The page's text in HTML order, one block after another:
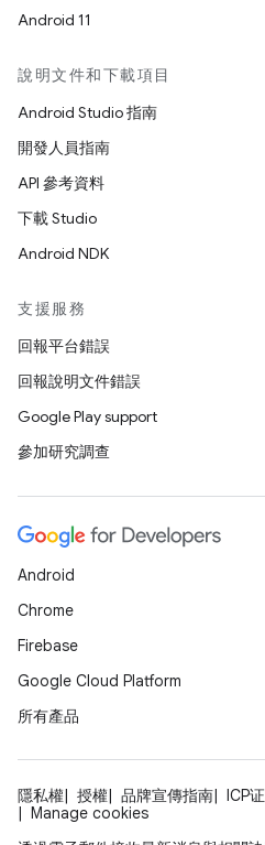
Android 11
說明文件和下載項目
Android Studio 指南
開發人員指南
API 參考資料
下載 Studio
Android NDK
支援服務
回報平台錯誤
回報說明文件錯誤
Google Play support
參加研究調查
Android
Chrome
Firebase
Google Cloud Platform
所有產品
隱私權 授權 品牌宣傳指南
ICP
Manage cookies